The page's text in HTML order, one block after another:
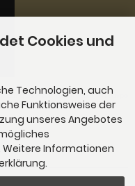
oder per Paypal bezahlen. Paypa
Pay und Apple Pay zu bezahlen.
Cookies und
Technologien, auch
Funktionsweise der
unseres Angebotes
Weitere Informationen